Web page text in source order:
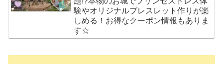
験やオリジナルブレスレット作りが楽
しめる！お得なクーポン情報もありま
す☆